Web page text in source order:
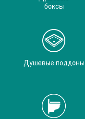
боксы
Душевые поддоны